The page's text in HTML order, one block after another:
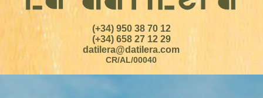
(+34) 950 38 70 12
(+34) 658 27 12 29
datilera@datilera.com
CR/AL/00040